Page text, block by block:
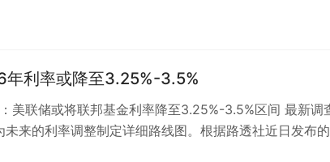
年利率或降至3.25%-3.5%
美联储或将联邦基金利率降至3.25%-3.5%区间 最新调
未来的利率调整制定详细路线图。根据路透社近日发布